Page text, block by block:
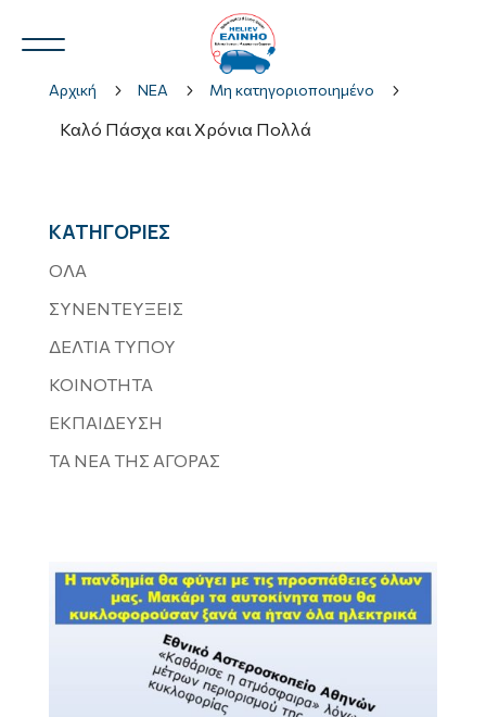
3
Αρχική 5 ΝΕΑ 5 Μη κατηγοριοποιημένο 5
Καλό Πάσχα και Χρόνια Πολλά
ΚΑΤΗΓΟΡΙΕΣ
ΟΛΑ
ΣΥΝΕΝΤΕΥΞΕΙΣ
ΔΕΛΤΙΑ ΤΥΠΟΥ
ΚΟΙΝΟΤΗΤΑ
ΕΚΠΑΙΔΕΥΣΗ
ΤΑ ΝΕΑ ΤΗΣ ΑΓΟΡΑΣ